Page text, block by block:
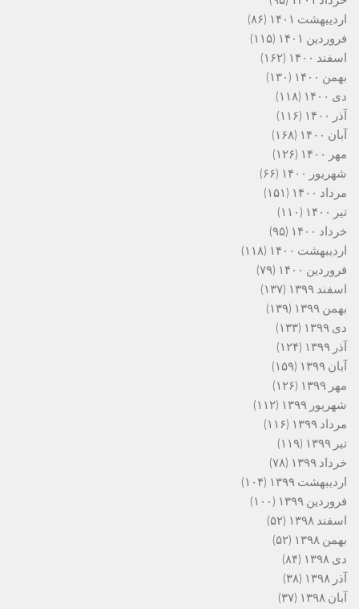
اردیبهشت ۱۴۰۱
(۸۶)
فروردین ۱۴۰۱
(۱۱۵)
اسفند ۱۴۰۰
(۱۶۲)
بهمن ۱۴۰۰
(۱۳۰)
دی ۱۴۰۰
(۱۱۸)
آذر ۱۴۰۰
(۱۱۶)
آبان ۱۴۰۰
(۱۶۸)
مهر ۱۴۰۰
(۱۲۶)
شهریور ۱۴۰۰
(۶۶)
مرداد ۱۴۰۰
(۱۵۱)
تیر ۱۴۰۰
(۱۱۰)
خرداد ۱۴۰۰
(۹۵)
اردیبهشت ۱۴۰۰
(۱۱۸)
فروردین ۱۴۰۰
(۷۹)
اسفند ۱۳۹۹
(۱۳۷)
بهمن ۱۳۹۹
(۱۳۹)
دی ۱۳۹۹
(۱۳۳)
آذر ۱۳۹۹
(۱۲۴)
آبان ۱۳۹۹
(۱۵۹)
مهر ۱۳۹۹
(۱۲۶)
شهریور ۱۳۹۹
(۱۱۲)
مرداد ۱۳۹۹
(۱۱۶)
تیر ۱۳۹۹
(۱۱۹)
خرداد ۱۳۹۹
(۷۸)
اردیبهشت ۱۳۹۹
(۱۰۴)
فروردین ۱۳۹۹
(۱۰۰)
اسفند ۱۳۹۸
(۵۲)
بهمن ۱۳۹۸
(۵۲)
دی ۱۳۹۸
(۸۴)
آذر ۱۳۹۸
(۳۸)
آبان ۱۳۹۸
(۳۷)